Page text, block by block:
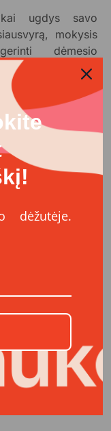
ugdys savo
mokysis
dėmesio
galimybę
išreikšti savo
Lavinamos
vidinio pasaulio
bus lengviau
nariais
vidinį pasaulį ir
„Čiauškutis“
su kalbos,
...
dėžutėje.